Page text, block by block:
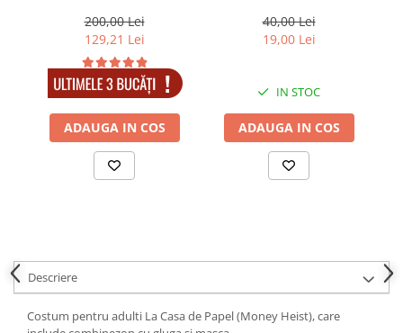
Cutite japoneze
Cutite macelarie
Accesori casa & gradina
Accesorii gratar
Accesorii mese si scaune
Articole ambalare
Articole bucatarie
Corpuri de iluminat
200,00 Lei
129,21 Lei
IN STOC
ADAUGA IN COS
universala
40,00 Lei
19,00 Lei
IN STOC
ADAUGA IN COS
Descriere
Costum pentru adulti La Casa de Papel (Money Heist), care